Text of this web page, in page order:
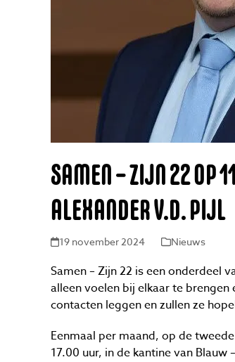
SAMEN – ZIJN 22 OP
ALEXANDER V.D. PIJL
19 november 2024 Nieuws
Samen – Zijn 22 is een onderdeel
alleen voelen bij elkaar te
contacten leggen en zullen ze
Eenmaal per maand, op de
17.00 uur, in de kantine van